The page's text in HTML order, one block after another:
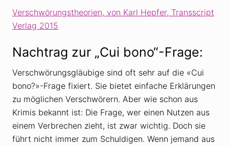
Verschwörungstheorien, von Karl Hepfer, Transscript
Verlag 2015
Nachtrag zur „Cui bono“-Frage:
Verschwörungsgläubige sind oft sehr auf die «Cui
bono?»-Frage fixiert. Sie bietet einfache Erklärungen
zu möglichen Verschwörern. Aber wie schon aus
Krimis bekannt ist: Die Frage, wer einen Nutzen aus
einem Verbrechen zieht, ist zwar wichtig. Doch sie
führt nicht immer zum Schuldigen. Wenn jemand aus